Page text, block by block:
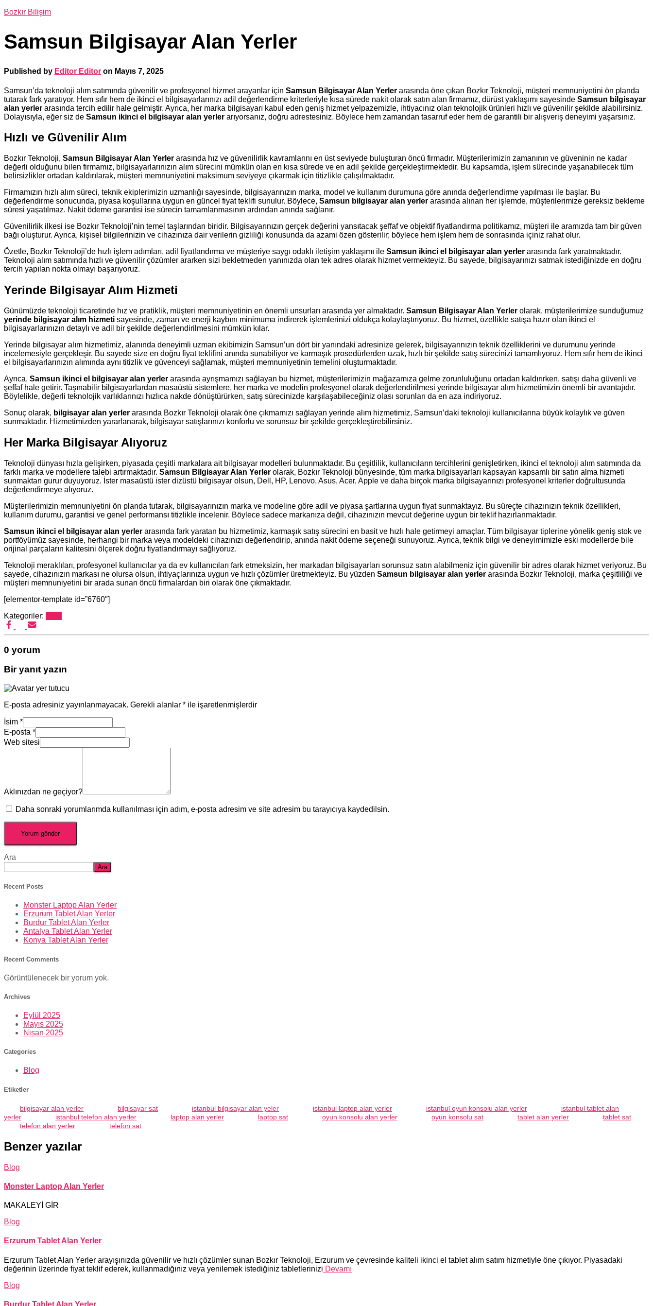
Bozkır Bilişim
Samsun Bilgisayar Alan Yerler
Published by Editor Editor on Mayıs 7, 2025
Samsun’da teknoloji alım satımında güvenilir ve profesyonel hizmet arayanlar için Samsun Bilgisayar Alan Yerler arasında öne çıkan Bozkır Teknoloji, müşteri memnuniyetini ön planda
tutarak fark yaratıyor. Hem sıfır hem de ikinci el bilgisayarlarınızı adil değerlendirme kriterleriyle kısa sürede nakit olarak satın alan firmamız, dürüst yaklaşımı sayesinde Samsun bilgisayar
alan yerler arasında tercih edilir hale gelmiştir. Ayrıca, her marka bilgisayarı kabul eden geniş hizmet yelpazemizle, ihtiyacınız olan teknolojik ürünleri hızlı ve güvenilir şekilde alabilirsiniz.
Dolayısıyla, eğer siz de Samsun ikinci el bilgisayar alan yerler arıyorsanız, doğru adrestesiniz. Böylece hem zamandan tasarruf eder hem de garantili bir alışveriş deneyimi yaşarsınız.
Hızlı ve Güvenilir Alım
Bozkır Teknoloji, Samsun Bilgisayar Alan Yerler arasında hız ve güvenilirlik kavramlarını en üst seviyede buluşturan öncü firmadır. Müşterilerimizin zamanının ve güveninin ne kadar
değerli olduğunu bilen firmamız, bilgisayarlarınızın alım sürecini mümkün olan en kısa sürede ve en adil şekilde gerçekleştirmektedir. Bu kapsamda, işlem sürecinde yaşanabilecek tüm
belirsizlikler ortadan kaldırılarak, müşteri memnuniyetini maksimum seviyeye çıkarmak için titizlikle çalışılmaktadır.
Firmamızın hızlı alım süreci, teknik ekiplerimizin uzmanlığı sayesinde, bilgisayarınızın marka, model ve kullanım durumuna göre anında değerlendirme yapılması ile başlar. Bu
değerlendirme sonucunda, piyasa koşullarına uygun en güncel fiyat teklifi sunulur. Böylece, Samsun bilgisayar alan yerler arasında alınan her işlemde, müşterilerimize gereksiz bekleme
süresi yaşatılmaz. Nakit ödeme garantisi ise sürecin tamamlanmasının ardından anında sağlanır.
Güvenilirlik ilkesi ise Bozkır Teknoloji’nin temel taşlarından biridir. Bilgisayarınızın gerçek değerini yansıtacak şeffaf ve objektif fiyatlandırma politikamız, müşteri ile aramızda tam bir güven
bağı oluşturur. Ayrıca, kişisel bilgilerinizin ve cihazınıza dair verilerin gizliliği konusunda da azami özen gösterilir; böylece hem işlem hem de sonrasında içiniz rahat olur.
Özetle, Bozkır Teknoloji’de hızlı işlem adımları, adil fiyatlandırma ve müşteriye saygı odaklı iletişim yaklaşımı ile Samsun ikinci el bilgisayar alan yerler arasında fark yaratmaktadır.
Teknoloji alım satımında hızlı ve güvenilir çözümler ararken sizi bekletmeden yanınızda olan tek adres olarak hizmet vermekteyiz. Bu sayede, bilgisayarınızı satmak istediğinizde en doğru
tercih yapılan nokta olmayı başarıyoruz.
Yerinde Bilgisayar Alım Hizmeti
Günümüzde teknoloji ticaretinde hız ve pratiklik, müşteri memnuniyetinin en önemli unsurları arasında yer almaktadır. Samsun Bilgisayar Alan Yerler olarak, müşterilerimize sunduğumuz
yerinde bilgisayar alım hizmeti sayesinde, zaman ve enerji kaybını minimuma indirerek işlemlerinizi oldukça kolaylaştırıyoruz. Bu hizmet, özellikle satışa hazır olan ikinci el
bilgisayarlarınızın detaylı ve adil bir şekilde değerlendirilmesini mümkün kılar.
Yerinde bilgisayar alım hizmetimiz, alanında deneyimli uzman ekibimizin Samsun’un dört bir yanındaki adresinize gelerek, bilgisayarınızın teknik özelliklerini ve durumunu yerinde
incelemesiyle gerçekleşir. Bu sayede size en doğru fiyat teklifini anında sunabiliyor ve karmaşık prosedürlerden uzak, hızlı bir şekilde satış sürecinizi tamamlıyoruz. Hem sıfır hem de ikinci
el bilgisayarlarınızın alımında aynı titizlik ve güvenceyi sağlamak, müşteri memnuniyetinin temelini oluşturmaktadır.
Ayrıca, Samsun ikinci el bilgisayar alan yerler arasında ayrışmamızı sağlayan bu hizmet, müşterilerimizin mağazamıza gelme zorunluluğunu ortadan kaldırırken, satışı daha güvenli ve
şeffaf hale getirir. Taşınabilir bilgisayarlardan masaüstü sistemlere, her marka ve modelin profesyonel olarak değerlendirilmesi yerinde bilgisayar alım hizmetimizin önemli bir avantajıdır.
Böylelikle, değerli teknolojik varlıklarınızı hızlıca nakde dönüştürürken, satış sürecinizde karşılaşabileceğiniz olası sorunları da en aza indiriyoruz.
Sonuç olarak, bilgisayar alan yerler arasında Bozkır Teknoloji olarak öne çıkmamızı sağlayan yerinde alım hizmetimiz, Samsun’daki teknoloji kullanıcılarına büyük kolaylık ve güven
sunmaktadır. Hizmetimizden yararlanarak, bilgisayar satışlarınızı konforlu ve sorunsuz bir şekilde gerçekleştirebilirsiniz.
Her Marka Bilgisayar Alıyoruz
Teknoloji dünyası hızla gelişirken, piyasada çeşitli markalara ait bilgisayar modelleri bulunmaktadır. Bu çeşitlilik, kullanıcıların tercihlerini genişletirken, ikinci el teknoloji alım satımında da
farklı marka ve modellere talebi artırmaktadır. Samsun Bilgisayar Alan Yerler olarak, Bozkır Teknoloji bünyesinde, tüm marka bilgisayarları kapsayan kapsamlı bir satın alma hizmeti
sunmaktan gurur duyuyoruz. İster masaüstü ister dizüstü bilgisayar olsun, Dell, HP, Lenovo, Asus, Acer, Apple ve daha birçok marka bilgisayarınızı profesyonel kriterler doğrultusunda
değerlendirmeye alıyoruz.
Müşterilerimizin memnuniyetini ön planda tutarak, bilgisayarınızın marka ve modeline göre adil ve piyasa şartlarına uygun fiyat sunmaktayız. Bu süreçte cihazınızın teknik özellikleri,
kullanım durumu, garantisi ve genel performansı titizlikle incelenir. Böylece sadece markanıza değil, cihazınızın mevcut değerine uygun bir teklif hazırlanmaktadır.
Samsun ikinci el bilgisayar alan yerler arasında fark yaratan bu hizmetimiz, karmaşık satış sürecini en basit ve hızlı hale getirmeyi amaçlar. Tüm bilgisayar tiplerine yönelik geniş stok ve
portföyümüz sayesinde, herhangi bir marka veya modeldeki cihazınızı değerlendirip, anında nakit ödeme seçeneği sunuyoruz. Ayrıca, teknik bilgi ve deneyimimizle eski modellerde bile
orijinal parçaların kalitesini ölçerek doğru fiyatlandırmayı sağlıyoruz.
Teknoloji meraklıları, profesyonel kullanıcılar ya da ev kullanıcıları fark etmeksizin, her markadan bilgisayarları sorunsuz satın alabilmeniz için güvenilir bir adres olarak hizmet veriyoruz. Bu
sayede, cihazınızın markası ne olursa olsun, ihtiyaçlarınıza uygun ve hızlı çözümler üretmekteyiz. Bu yüzden Samsun bilgisayar alan yerler arasında Bozkır Teknoloji, marka çeşitliliği ve
müşteri memnuniyetini bir arada sunan öncü firmalardan biri olarak öne çıkmaktadır.
[elementor-template id=”6760″]
Kategoriler:
0 yorum
Bir yanıt yazın
E-posta adresiniz yayınlanmayacak. Gerekli alanlar * ile işaretlenmişlerdir
İsim *
E-posta *
Web sitesi
Aklınızdan ne geçiyor?
Daha sonraki yorumlarımda kullanılması için adım, e-posta adresim ve site adresim bu tarayıcıya kaydedilsin.
Ara
Ara
Recent Posts
Monster Laptop Alan Yerler
Erzurum Tablet Alan Yerler
Burdur Tablet Alan Yerler
Antalya Tablet Alan Yerler
Konya Tablet Alan Yerler
Recent Comments
Görüntülenecek bir yorum yok.
Archives
Eylül 2025
Mayıs 2025
Nisan 2025
Categories
Blog
Etiketler
bilgisayar alan yerler bilgisayar sat istanbul bilgisayar alan yeler istanbul laptop alan yerler istanbul oyun konsolu alan yerler
istanbul tablet alan
yerler
istanbul telefon alan yerler laptop alan yerler laptop sat oyun konsolu alan yerler oyun konsolu sat tablet alan yerler
tablet sat
telefon alan yerler
telefon sat
Benzer yazılar
Blog
Monster Laptop Alan Yerler
MAKALEYİ GİR
Blog
Erzurum Tablet Alan Yerler
Erzurum Tablet Alan Yerler arayışınızda güvenilir ve hızlı çözümler sunan Bozkır Teknoloji, Erzurum ve çevresinde kaliteli ikinci el tablet alım satım hizmetiyle öne çıkıyor. Piyasadaki
değerinin üzerinde fiyat teklif ederek, kullanmadığınız veya yenilemek istediğiniz tabletlerinizi Devamı
Blog
Burdur Tablet Alan Yerler